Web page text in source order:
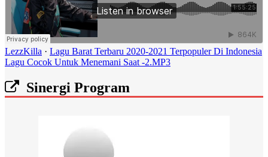
LezzKilla · Lagu Barat Terbaru 2020-2021 Terpopuler Di Indonesia
Lagu Cocok Untuk Menemani Saat -2.MP3
Sinergi Program